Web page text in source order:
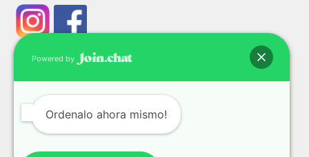
© Tech & Go 2026
Privacidad y seguridad
Construido con WooCommerce
Powered by
Ordenalo ahora mismo!